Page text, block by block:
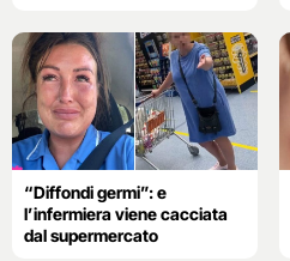
“Diffondi germi”: e
l’infermiera viene cacciata
dal supermercato